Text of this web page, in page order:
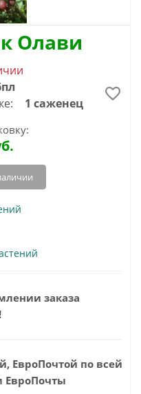
Олави
1 саженец
заказа
ЕвроПочтой по всей
ЕвроПочты